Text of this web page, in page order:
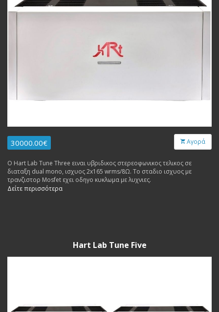
30000.00€ Αγορά
Ο Hart Lab Tune Three ειναι υβριδικος στερεοφωνικος τελικος σε
διαταξη dual mono, ισχυος 2x165 wrms/8Ω. Το σταδιο ισχυος με
τρανζιστορ Mosfet εχει οδηγο κυκλωμα με λυχνιες.
Δείτε περισσότερα
Hart Lab Tune Five